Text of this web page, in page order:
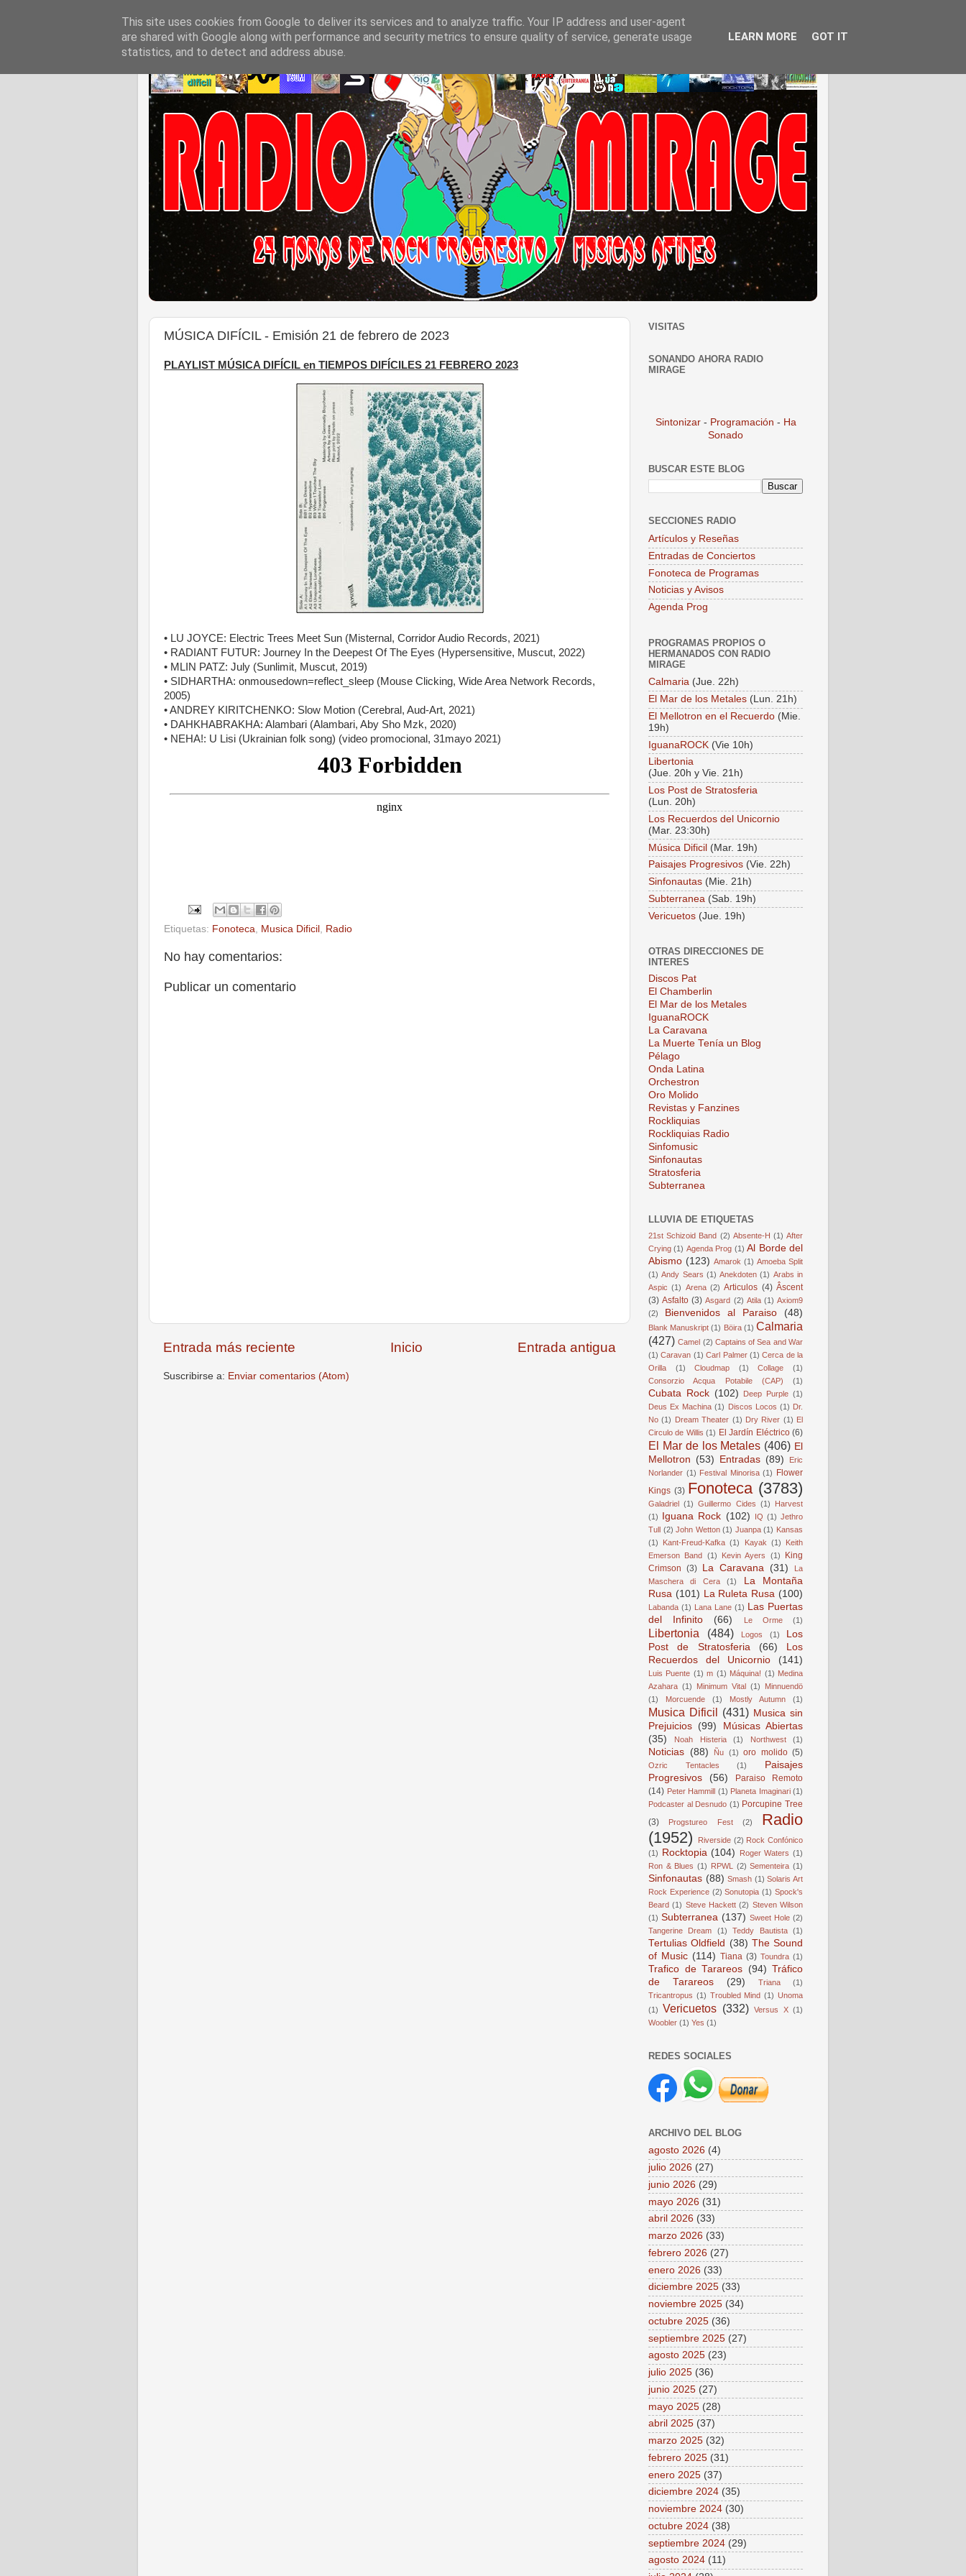
MÚSICA DIFÍCIL - Emisión 21 de febrero de 2023
PLAYLIST MÚSICA DIFÍCIL en TIEMPOS DIFÍCILES 21 FEBRERO 2023
• LU JOYCE: Electric Trees Meet Sun (Misternal, Corridor Audio Records, 2021)
• RADIANT FUTUR: Journey In the Deepest Of The Eyes (Hypersensitive, Muscut, 2022)
• MLIN PATZ: July (Sunlimit, Muscut, 2019)
• SIDHARTHA: onmousedown=reflect_sleep (Mouse Clicking, Wide Area Network Records,
2005)
• ANDREY KIRITCHENKO: Slow Motion (Cerebral, Aud-Art, 2021)
• DAHKHABRAKHA: Alambari (Alambari, Aby Sho Mzk, 2020)
• NEHA!: U Lisi (Ukrainian folk song) (video promocional, 31mayo 2021)
Etiquetas: Fonoteca, Musica Dificil , Radio
No hay comentarios:
Publicar un comentario
Entrada más reciente Entrada antigua
Inicio
Suscribirse a: Enviar comentarios (Atom)
VISITAS
SONANDO AHORA RADIO
MIRAGE
Sintonizar - Programación - Ha
Sonado
BUSCAR ESTE BLOG
SECCIONES RADIO
Artículos y Reseñas
Entradas de Conciertos
Fonoteca de Programas
Noticias y Avisos
Agenda Prog
PROGRAMAS PROPIOS O
HERMANADOS CON RADIO
MIRAGE
Calmaria (Jue. 22h)
El Mar de los Metales (Lun. 21h)
El Mellotron en el Recuerdo (Mie.
19h)
IguanaROCK (Vie 10h)
Libertonia
(Jue. 20h y Vie. 21h)
Los Post de Stratosferia
(Lun. 20h)
Los Recuerdos del Unicornio
(Mar. 23:30h)
Música Dificil (Mar. 19h)
Paisajes Progresivos (Vie. 22h)
Sinfonautas (Mie. 21h)
Subterranea (Sab. 19h)
Vericuetos (Jue. 19h)
OTRAS DIRECCIONES DE
INTERES
Discos Pat
El Chamberlin
El Mar de los Metales
IguanaROCK
La Caravana
La Muerte Tenía un Blog
Pélago
Onda Latina
Orchestron
Oro Molido
Revistas y Fanzines
Rockliquias
Rockliquias Radio
Sinfomusic
Sinfonautas
Stratosferia
Subterranea
LLUVIA DE ETIQUETAS
21st Schizoid Band (2) Absente-H (1) After
Crying (1) Agenda Prog (1) Al Borde del
Abismo (123) Amarok (1) Amoeba Split
(1) Andy Sears (1) Anekdoten (1) Arabs in
Aspic (1) Arena (2) Articulos (4) Âscent
(3) Asfalto (3) Asgard (2) Atila (1) Axiom9
(2)
Bienvenidos al Paraiso (48)
Blank Manuskript (1) Böira (1) Calmaria
(427) Camel (2) Captains of Sea and War
(1) Caravan (1) Carl Palmer (1) Cerca de la
Orilla
(1) Cloudmap (1) Collage
(1)
Consorzio Acqua Potabile (CAP)
(1)
Cubata Rock (102) Deep Purple (1)
Deus Ex Machina (1) Discos Locos (1) Dr.
No (1) Dream Theater (1) Dry River (1) El
Circulo de Willis (1) El Jardín Eléctrico (6)
El Mar de los Metales (406) El
Mellotron (53) Entradas (89)
Eric
Norlander (1) Festival Minorisa (1)
Flower
Kings (3) Fonoteca (3783)
Galadriel (1) Guillermo Cides (1)
Harvest
(1)
Iguana Rock (102) IQ (1) Jethro
Tull (2) John Wetton (1) Juanpa (1) Kansas
(1)
Kant-Freud-Kafka (1) Kayak (1)
Keith
Emerson Band (1) Kevin Ayers (1)
King
Crimson (3) La Caravana (31)
La
Maschera di Cera
(1)
La Montaña
Rusa (101) La Ruleta Rusa (100)
Labanda (1) Lana Lane (1) Las Puertas
del Infinito
(66) Le Orme (1)
Libertonia (484) Logos (1)
Los
Post de Stratosferia
(66)
Los
Recuerdos del Unicornio
(141)
Luis Puente (1) m (1) Máquina! (1) Medina
Azahara (1) Minimum Vital (1)
Minnuendö
(1)
Morcuende (1) Mostly Autumn (1)
Musica Dificil (431) Musica sin
Prejuicios (99)
Músicas Abiertas
(35)
Noah Histeria (1) Northwest (1)
Noticias (88) Ñu (1) oro molido (5)
Ozric Tentacles (1)
Paisajes
Progresivos
(56)
Paraiso Remoto
(14) Peter Hammill (1) Planeta Imaginari (1)
Podcaster al Desnudo (1) Porcupine Tree
(3)
Progstureo Fest (2)
Radio
(1952)
Riverside (2) Rock Confónico
(1)
Rocktopia (104) Roger Waters (1)
Ron & Blues (1) RPWL (2) Sementeira (1)
Sinfonautas (88) Smash (1) Solaris Art
Rock Experience (2) Sonutopia (1) Spock's
Beard (1) Steve Hackett (2) Steven Wilson
(1) Subterranea (137) Sweet Hole (2)
Tangerine Dream
(1) Teddy Bautista (1)
Tertulias Oldfield (38) The Sound
of Music (114) Tiana (3) Toundra (1)
Trafico de Tarareos (94) Tráfico
de Tarareos
(29) Triana
(1)
Tricantropus (1) Troubled Mind (1) Unoma
(1)
Vericuetos (332) Versus X (1)
Woobler (1) Yes (1)
REDES SOCIALES
ARCHIVO DEL BLOG
agosto 2026 (4)
julio 2026 (27)
junio 2026 (29)
mayo 2026 (31)
abril 2026 (33)
marzo 2026 (33)
febrero 2026 (27)
enero 2026 (33)
diciembre 2025 (33)
noviembre 2025 (34)
octubre 2025 (36)
septiembre 2025 (27)
agosto 2025 (23)
julio 2025 (36)
junio 2025 (27)
mayo 2025 (28)
abril 2025 (37)
marzo 2025 (32)
febrero 2025 (31)
enero 2025 (37)
diciembre 2024 (35)
noviembre 2024 (30)
octubre 2024 (38)
septiembre 2024 (29)
agosto 2024 (11)
This site uses cookies from Google to deliver its services and to analyze traffic. Your IP address and user-agent
are shared with Google along with performance and security metrics to ensure quality of service, generate usage
statistics, and to detect and address abuse.
LEARN MORE GOT IT